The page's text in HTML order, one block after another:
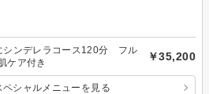
シンデレラコース120分 フル
ケア付き
￥35,200
ペシャルメニューを見る